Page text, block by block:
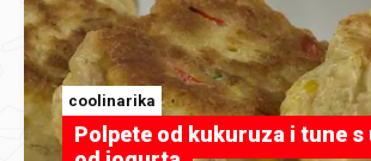
coolinarika
Polpete od kukuruza i tune s